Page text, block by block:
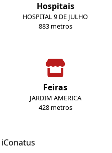
Hospitais
HOSPITAL 9 DE JULHO
883 metros
Feiras
JARDIM AMERICA
428 metros
iConatus